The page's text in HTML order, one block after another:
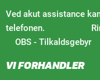
Ved akut assistance
telefonen.
OBS - Tilkaldsgebyr
VI FORHANDLER